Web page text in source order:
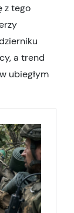
z tego
a trend
ubiegłym